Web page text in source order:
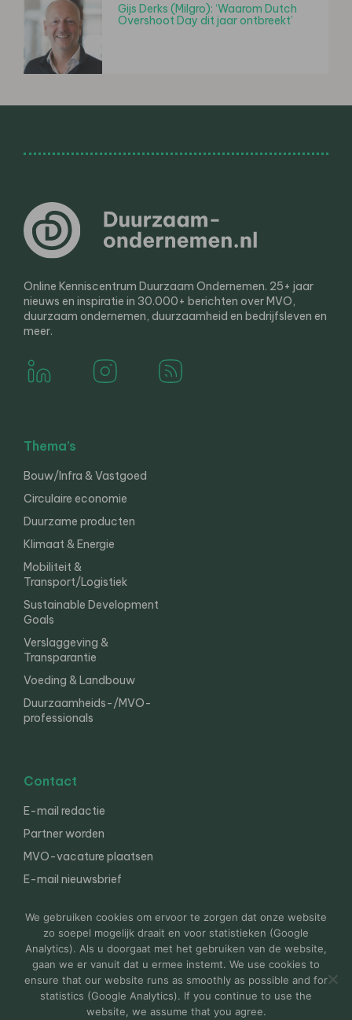
Gijs Derks (Milgro): ‘Waarom Dutch
Overshoot Day dit jaar ontbreekt’
Online Kenniscentrum Duurzaam Ondernemen. 25+ jaar
nieuws en inspiratie in 30.000+ berichten over MVO,
duurzaam ondernemen, duurzaamheid en bedrijfsleven en
meer.
Thema’s
Bouw/Infra & Vastgoed
Circulaire economie
Duurzame producten
Klimaat & Energie
Mobiliteit &
Transport/Logistiek
Sustainable Development
Goals
Verslaggeving &
Transparantie
Voeding & Landbouw
Duurzaamheids-/MVO-
professionals
Contact
E-mail redactie
Partner worden
MVO-vacature plaatsen
E-mail nieuwsbrief
© 2000-2026 Van der Molen EIS Colofon
Disclaimer
Privacy
We gebruiken cookies om ervoor te zorgen dat onze website
zo soepel mogelijk draait en voor statistieken (Google
Analytics). Als u doorgaat met het gebruiken van de website,
gaan we er vanuit dat u ermee instemt. We use cookies to
ensure that our website runs as smoothly as possible and for
statistics (Google Analytics). If you continue to use the
website, we assume that you agree.